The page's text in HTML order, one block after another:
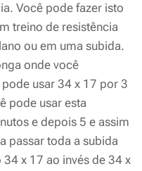
Você pode fazer isto
treino de resistência
ou em uma subida.
onde você
usar 34 x 17 por 3
pode usar esta
e depois 5 e assim
passar toda a subida
x 17 ao invés de 34 x